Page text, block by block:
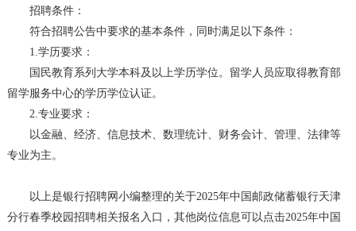
招聘条件：
符合招聘公告中要求的基本条件，同时满足以下条件：
1.学历要求：
国民教育系列大学本科及以上学历学位。留学人员应取得教育部
留学服务中心的学历学位认证。
2.专业要求：
以金融、经济、信息技术、数理统计、财务会计、管理、法律等
专业为主。
以上是银行招聘网小编整理的关于2025年中国邮政储蓄银行天津
分行春季校园招聘相关报名入口，其他岗位信息可以点击2025年中国